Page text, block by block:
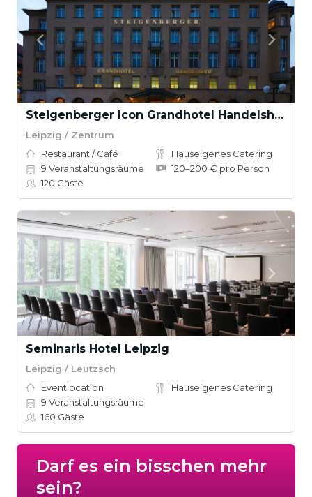
Steigenberger Icon Grandhotel Handelshof Leipzig
Leipzig / Zentrum
Restaurant / Café
Hauseigenes Catering
9 Veranstaltungsräume
120–200 € pro Person
120 Gäste
Seminaris Hotel Leipzig
Leipzig / Leutzsch
Eventlocation
Hauseigenes Catering
9 Veranstaltungsräume
160 Gäste
Darf es ein bisschen mehr
sein?